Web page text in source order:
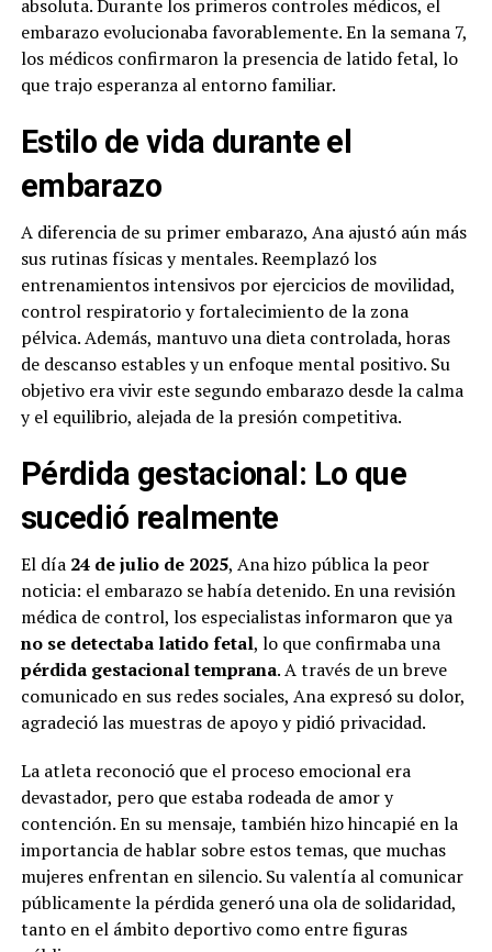
absoluta. Durante los primeros controles médicos, el
embarazo evolucionaba favorablemente. En la semana 7,
los médicos confirmaron la presencia de latido fetal, lo
que trajo esperanza al entorno familiar.
Estilo de vida durante el
embarazo
A diferencia de su primer embarazo, Ana ajustó aún más
sus rutinas físicas y mentales. Reemplazó los
entrenamientos intensivos por ejercicios de movilidad,
control respiratorio y fortalecimiento de la zona
pélvica. Además, mantuvo una dieta controlada, horas
de descanso estables y un enfoque mental positivo. Su
objetivo era vivir este segundo embarazo desde la calma
y el equilibrio, alejada de la presión competitiva.
Pérdida gestacional: Lo que
sucedió realmente
El día 24 de julio de 2025, Ana hizo pública la peor
noticia: el embarazo se había detenido. En una revisión
médica de control, los especialistas informaron que ya
no se detectaba latido fetal, lo que confirmaba una
pérdida gestacional temprana. A través de un breve
comunicado en sus redes sociales, Ana expresó su dolor,
agradeció las muestras de apoyo y pidió privacidad.
La atleta reconoció que el proceso emocional era
devastador, pero que estaba rodeada de amor y
contención. En su mensaje, también hizo hincapié en la
importancia de hablar sobre estos temas, que muchas
mujeres enfrentan en silencio. Su valentía al comunicar
públicamente la pérdida generó una ola de solidaridad,
tanto en el ámbito deportivo como entre figuras